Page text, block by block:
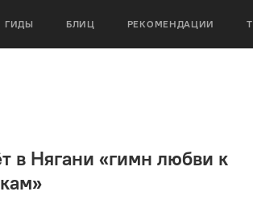
ГИДЫ БЛИЦ РЕКОМЕНДАЦИИ
в Нягани «гимн любви к